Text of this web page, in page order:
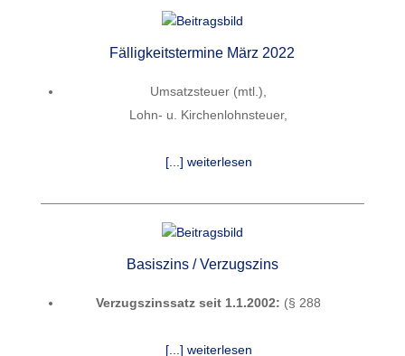
Fälligkeitstermine März 2022
Umsatzsteuer (mtl.),
Lohn- u. Kirchenlohnsteuer,
[...] weiterlesen
Basiszins / Verzugszins
Verzugszinssatz seit 1.1.2002: (§ 288
[...] weiterlesen